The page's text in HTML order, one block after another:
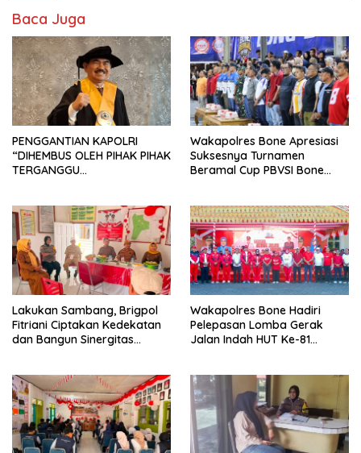
Baca Juga
PENGGANTIAN KAPOLRI
“DIHEMBUS OLEH PIHAK PIHAK
TERGANGGU
Wakapolres Bone Apresiasi
Suksesnya Turnamen
Beramal Cup PBVSI Bone
Lakukan Sambang, Brigpol
Fitriani Ciptakan Kedekatan
dan Bangun Sinergitas
Wakapolres Bone Hadiri
Pelepasan Lomba Gerak
Jalan Indah HUT Ke-81